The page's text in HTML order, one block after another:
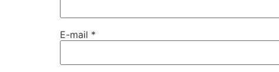
E-mail *